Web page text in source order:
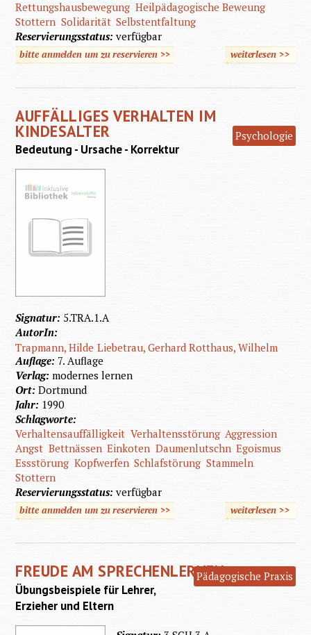
Rettungshausbewegung Heilpädagogische Beweung
Stottern Solidarität Selbstentfaltung
Reservierungsstatus:verfügbar
bitte anmelden um zu reservieren >> weiterlesen>>
AUFFÄLLIGES VERHALTEN IM
KINDESALTER Psychologie
Bedeutung - Ursache - Korrektur
Signatur: 5.TRA.1.A
AutorIn:
Trapmann, Hilde Liebetrau, Gerhard Rotthaus, Wilhelm
Auflage: 7. Auflage
Verlag:modernes lernen
Ort:Dortmund
Jahr: 1990
Schlagworte:
Verhaltensauffälligkeit Verhaltensstörung Aggression
Angst Bettnässen Einkoten Daumenlutschn Egoismus
Essstörung Kopfwerfen Schlafstörung Stammeln
Stottern
Reservierungsstatus:verfügbar
bitte anmelden um zu reservieren >> weiterlesen>>
FREUDE AM SPRECHENLERNENPädagogische Praxis
Übungsbeispiele für Lehrer,
Erzieher und Eltern